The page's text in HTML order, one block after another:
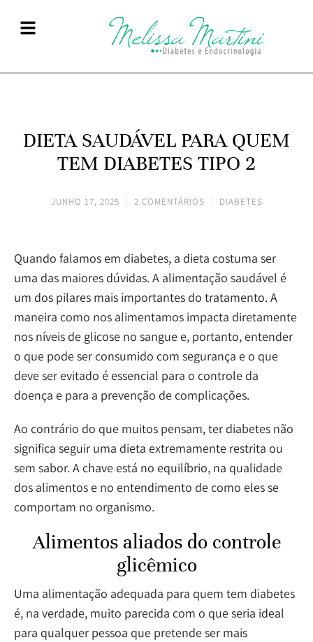
DIETA SAUDÁVEL PARA QUEM
TEM DIABETES TIPO 2
JUNHO 17, 2025 2 COMENTÁRIOS DIABETES
Quando falamos em diabetes, a dieta costuma ser
uma das maiores dúvidas. A alimentação saudável é
um dos pilares mais importantes do tratamento. A
maneira como nos alimentamos impacta diretamente
nos níveis de glicose no sangue e, portanto, entender
o que pode ser consumido com segurança e o que
deve ser evitado é essencial para o controle da
doença e para a prevenção de complicações.
Ao contrário do que muitos pensam, ter diabetes não
significa seguir uma dieta extremamente restrita ou
sem sabor. A chave está no equilíbrio, na qualidade
dos alimentos e no entendimento de como eles se
comportam no organismo.
Alimentos aliados do controle
glicêmico
Uma alimentação adequada para quem tem diabetes
é, na verdade, muito parecida com o que seria ideal
para qualquer pessoa que pretende ser mais